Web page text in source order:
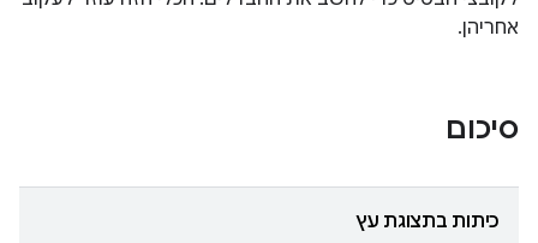
אחריהן.
סיכום
כיתות בתצוגת עץ